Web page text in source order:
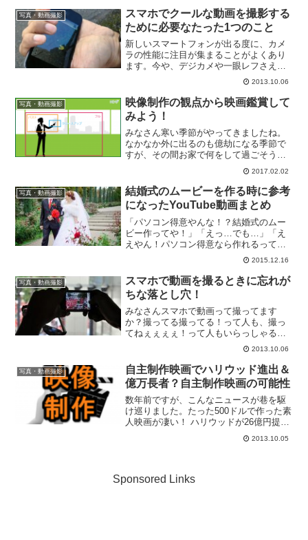
（TwitCasting）は誰でも簡単に、しかも
無...
写真・動画撮影
スマホでクールな動画を撮影する
ために必要なたった1つのこと
新しいスマートフォンが出る度に、カメ
ラの性能に注目が集まることがよくあり
ます。今や、デジカメや一眼レフさえ顔
負けするくらいの性能を誇るスマホカメ
ラ。ただ画素数が増えているだけでな
く、手ブレを補正してくれたり、逆光で
もキレイな写真が撮れるHD...
2013.10.06
写真・動画撮影
映像制作の観点から映画鑑賞して
みよう！
みなさん寒い季節がやってきましたね。
なかなか外に出るのも億劫になる季節で
すが、その間お家で何をして過ごそうか
悩んでいる方も多いのではないでしょう
か？そんなときにおすすめしたいのが映
画鑑賞です。映画館での鑑賞はもちろん
のこと、お家や学校に集ま...
2017.02.02
写真・動画撮影
結婚式のムービーを作る時に参考
になったYouTube動画まとめ
「パソコン得意やんな！？結婚式のムー
ビー作ってや！」「えっ…でも…」「え
えやん！パソコン得意なら作れるって！
頼めるんお前だけやねん！」「しゃぁな
いなぁ…作ったるわ！（調べたらできる
やろ！）」…後日「まったくわからへ
ん…orz」「どうしたらえ...
2015.12.16
写真・動画撮影
スマホで動画を撮るときに忘れが
ちな落とし穴！
みなさんスマホで動画って撮ってます
か？撮ってる撮ってる！って人も、撮っ
てねぇぇぇぇ！って人もいらっしゃると
思います。最近はInstagramやMixChannel
のアプリの影響もあって動画を撮影する
機会が多くなっているのではないでしょ
うか。...
2013.10.06
写真・動画撮影
自主制作映画でハリウッド進出＆
億万長者？自主制作映画の可能性
数年前ですが、こんなニュースが巷を駆
け巡りました。たった500ドルで作った素
人映画が凄い！ ハリウッドが26億円提供
へウルグアイ在住の普通の会社員が500ド
ル(5万円)ほどのお金をかけて作っていた
2013.10.05
Sponsored Links